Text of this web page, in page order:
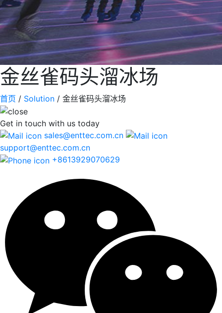
金丝雀码头溜冰场
首页 / Solution / 金丝雀码头溜冰场
Get in touch with us today
sales@enttec.com.cn
support@enttec.com.cn
+8613929070629